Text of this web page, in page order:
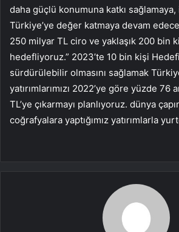
daha güçlü konumuna katkı
Türkiye’ye değer katmaya devam
250 milyar TL ciro ve yaklaşık 200 bin
hedefliyoruz.” 2023’te 10 bin kişi
sürdürülebilir olmasını sağlamak
yatırımlarımızı 2022’ye göre yüzde 76
TL’ye çıkarmayı planlıyoruz. dünya
coğrafyalara yaptığımız yatırımlarla